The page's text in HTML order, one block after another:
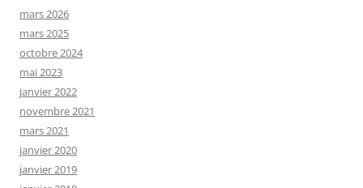
mars 2026
mars 2025
octobre 2024
mai 2023
janvier 2022
novembre 2021
mars 2021
janvier 2020
janvier 2019